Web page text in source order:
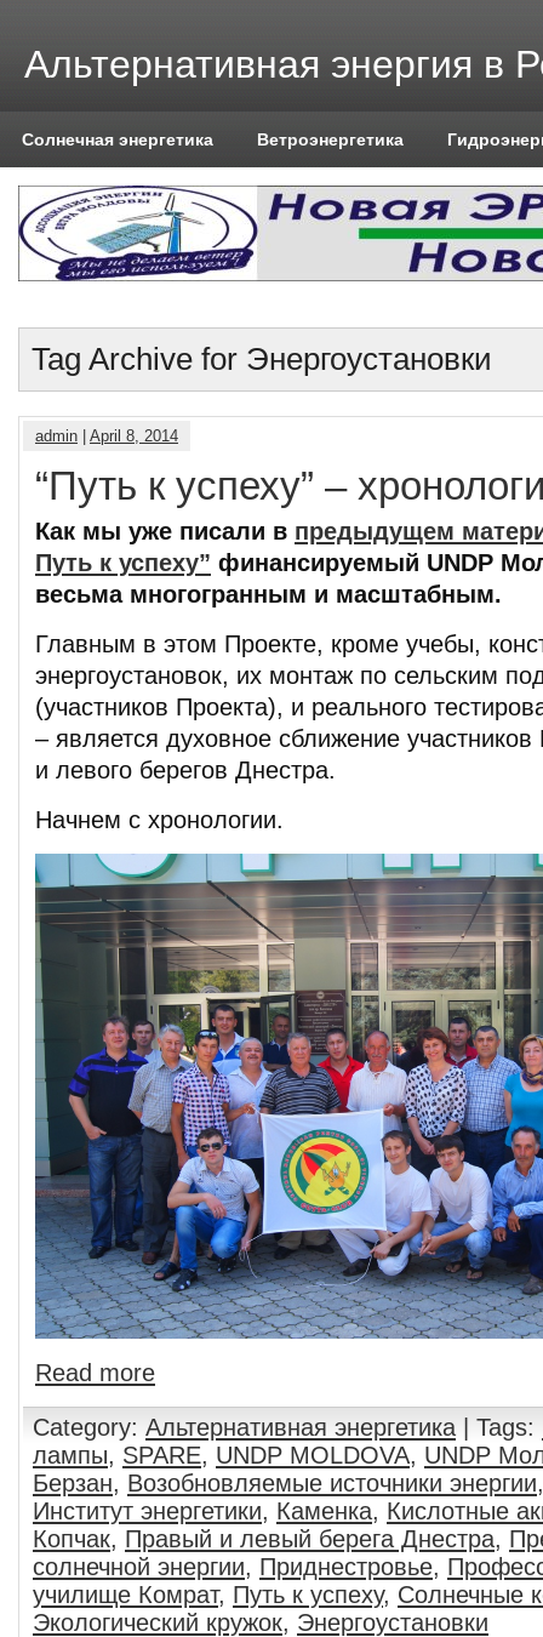
Альтернативная энергия в
Солнечная энергетика Ветроэнергетика
Tag Archive for Энергоустановки
admin April 8, 2014
“Путь к успеху” –
Как мы уже писали в предыдущем
Путь к успеху” финансируемый UNDP
весьма многогранным и масштабным.
Главным в этом Проекте, кроме учебы,
энергоустановок, их монтаж по сельским
(участников Проекта), и реального
– является духовное сближение участников
и левого берегов Днестра.
Начнем с хронологии.
Read more
Category: Альтернативная энергетика | Tags:
лампы, SPARE, UNDP MOLDOVA, UNDP
Берзан, Возобновляемые источники энергии
Институт энергетики, Каменка, Кислотные
Копчак, Правый и левый берега Днестра,
солнечной энергии, Приднестровье,
училище Комрат, Путь к успеху, Солнечные
Экологический кружок, Энергоустановки